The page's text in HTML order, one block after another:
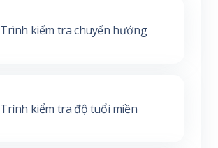
Trình kiểm tra chuyển hướng
Trình kiểm tra độ tuổi miền